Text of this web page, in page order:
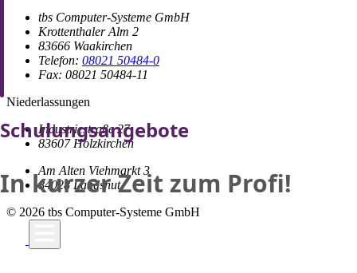
Schulungsangebote
In kurzer Zeit zum Profi!
tbs Computer-Systeme GmbH
Krottenthaler Alm 2
83666 Waakirchen
Telefon: 08021 50484-0
Fax: 08021 50484-11
Niederlassungen
Industriestraße 27
83607 Holzkirchen
Am Alten Viehmarkt 3
84028 Landshut
© 2026 tbs Computer-Systeme GmbH